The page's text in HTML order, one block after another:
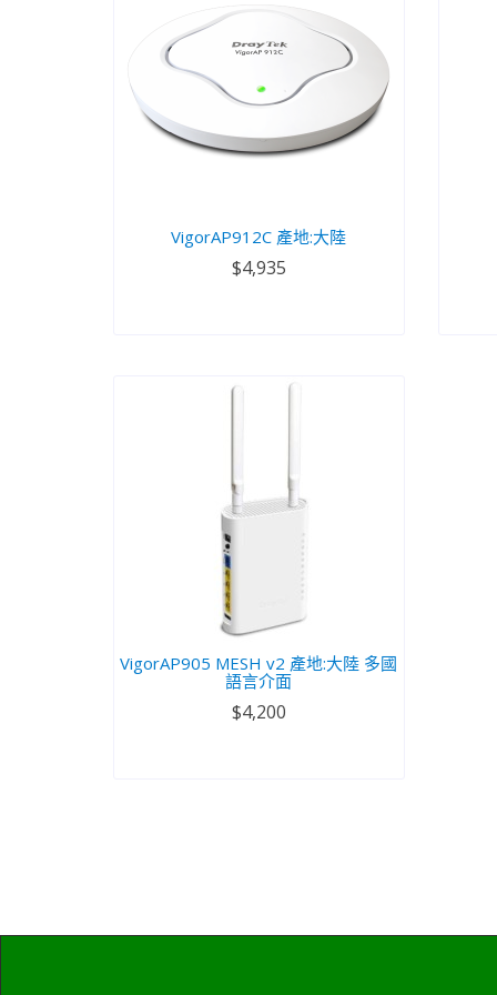
VigorAP912C 產地:大陸
$4,935
VigorAP905 MESH v2 產地:大陸 多國
語言介面
$4,200